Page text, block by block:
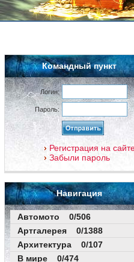
Командный пункт
Логин:
Пароль:
Регистрация на
Забыли пароль
Навигация
Автомото 0/506
Артгалерея 0/1388
Архитектура 0/107
В мире 0/474